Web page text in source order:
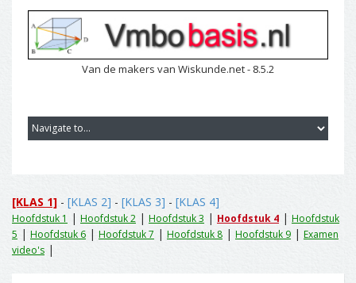
Van de makers van Wiskunde.net - 8.5.2
[KLAS 1] - [KLAS 2] - [KLAS 3] - [KLAS 4]
Hoofdstuk 1 | Hoofdstuk 2 | Hoofdstuk 3 | Hoofdstuk 4 | Hoofdstuk
5 | Hoofdstuk 6 | Hoofdstuk 7 | Hoofdstuk 8 | Hoofdstuk 9 | Examen
video's |